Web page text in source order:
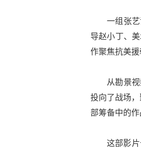
一组张
导赵小丁、
作聚焦抗美援
从勘景
投向了战场
部筹备中的
这部影